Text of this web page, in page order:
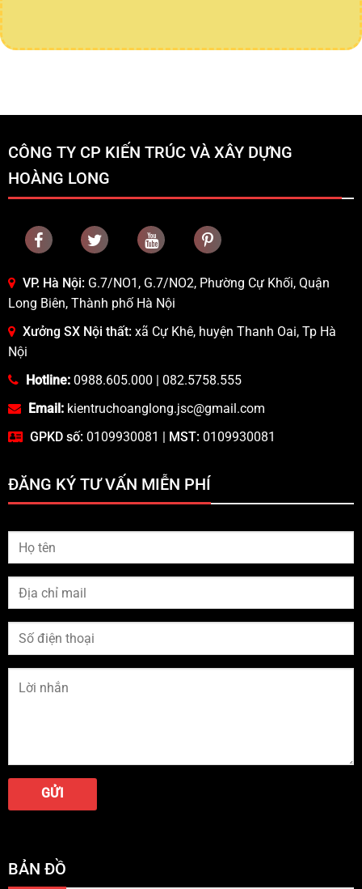
CÔNG TY CP KIẾN TRÚC VÀ XÂY DỰNG
HOÀNG LONG
VP. Hà Nội: G.7/NO1, G.7/NO2, Phường Cự Khối, Quận
Long Biên, Thành phố Hà Nội
Xưởng SX Nội thất: xã Cự Khê, huyện Thanh Oai, Tp Hà
Nội
Hotline: 0988.605.000
082.5758.555
Email: kientruchoanglong.jsc@gmail.com
GPKD số: 0109930081 | MST: 0109930081
ĐĂNG KÝ TƯ VẤN MIỄN PHÍ
BẢN ĐỒ